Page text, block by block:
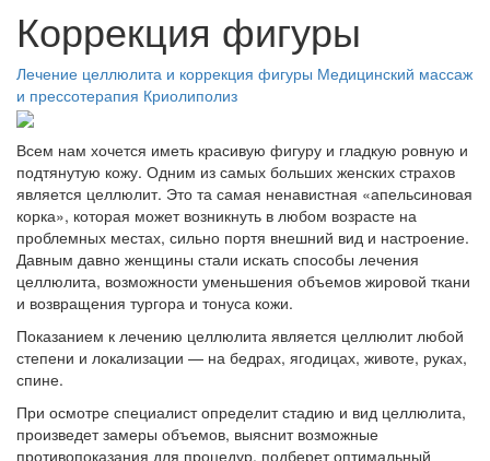
Коррекция фигуры
Лечение целлюлита и коррекция фигуры Медицинский массаж
и прессотерапия Криолиполиз
Всем нам хочется иметь красивую фигуру и гладкую ровную и
подтянутую кожу. Одним из самых больших женских страхов
является целлюлит. Это та самая ненавистная «апельсиновая
корка», которая может возникнуть в любом возрасте на
проблемных местах, сильно портя внешний вид и настроение.
Давным давно женщины стали искать способы лечения
целлюлита, возможности уменьшения объемов жировой ткани
и возвращения тургора и тонуса кожи.
Показанием к лечению целлюлита является целлюлит любой
степени и локализации — на бедрах, ягодицах, животе, руках,
спине.
При осмотре специалист определит стадию и вид целлюлита,
произведет замеры объемов, выяснит возможные
противопоказания для процедур, подберет оптимальный